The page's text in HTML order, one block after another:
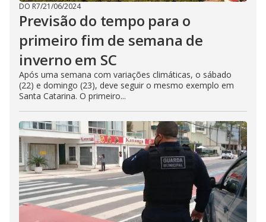
DO R7/21/06/2024
Previsão do tempo para o
primeiro fim de semana de
inverno em SC
Após uma semana com variações climáticas, o sábado
(22) e domingo (23), deve seguir o mesmo exemplo em
Santa Catarina. O primeiro...